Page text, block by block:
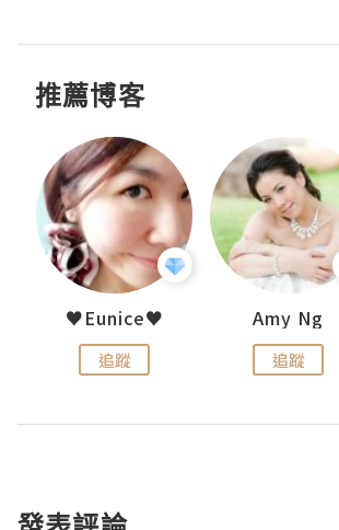
推薦博客
♥Eunice♥
追蹤
Amy Ng
追蹤